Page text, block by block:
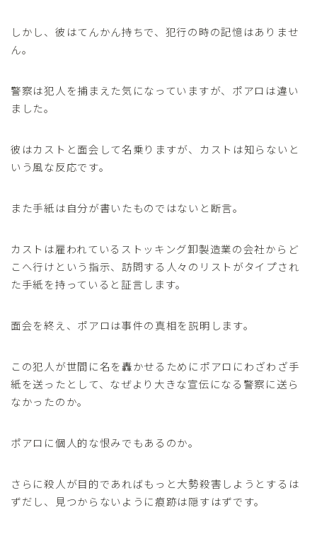
しかし、彼はてんかん持ちで、犯行の時の記憶はありませ
ん。
警察は犯人を捕まえた気になっていますが、ポアロは違い
ました。
彼はカストと面会して名乗りますが、カストは知らないと
いう風な反応です。
また手紙は自分が書いたものではないと断言。
カストは雇われているストッキング卸製造業の会社からど
こへ行けという指示、訪問する人々のリストがタイプされ
た手紙を持っていると証言します。
面会を終え、ポアロは事件の真相を説明します。
この犯人が世間に名を轟かせるためにポアロにわざわざ手
紙を送ったとして、なぜより大きな宣伝になる警察に送ら
なかったのか。
ポアロに個人的な恨みでもあるのか。
さらに殺人が目的であればもっと大勢殺害しようとするは
ずだし、見つからないように痕跡は隠すはずです。